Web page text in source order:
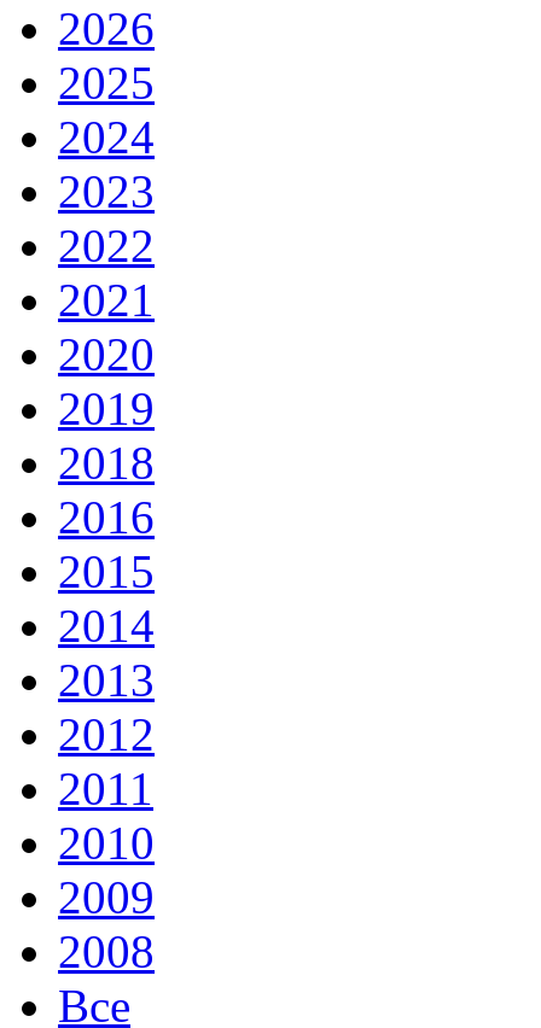
2026
2025
2024
2023
2022
2021
2020
2019
2018
2016
2015
2014
2013
2012
2011
2010
2009
2008
Все